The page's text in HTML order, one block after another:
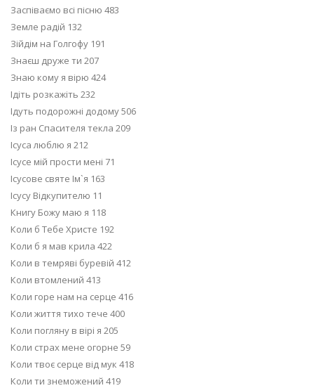
Заспіваємо всі пісню 483
Земле радій 132
Зійдім на Голгофу 191
Знаєш друже ти 207
Знаю кому я вірю 424
Ідіть розкажіть 232
Ідуть подорожні додому 506
Із ран Спасителя текла 209
Ісуса люблю я 212
Ісусе мій прости мені 71
Ісусове святе Ім`я 163
Ісусу Відкупителю 11
Книгу Божу маю я 118
Коли б Тебе Христе 192
Коли б я мав крила 422
Коли в темряві буревій 412
Коли втомлений 413
Коли горе нам на серце 416
Коли життя тихо тече 400
Коли погляну в вірі я 205
Коли страх мене огорне 59
Коли твоє серце від мук 418
Коли ти знеможений 419